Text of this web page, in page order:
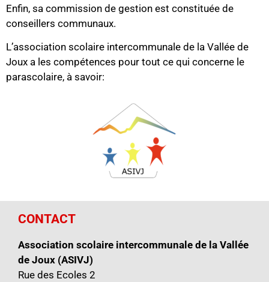
Enfin, sa commission de gestion est constituée de
conseillers communaux.
L’association scolaire intercommunale de la Vallée de
Joux a les compétences pour tout ce qui concerne le
parascolaire, à savoir:
CONTACT
Association scolaire intercommunale de la Vallée
de Joux (ASIVJ)
Rue des Ecoles 2